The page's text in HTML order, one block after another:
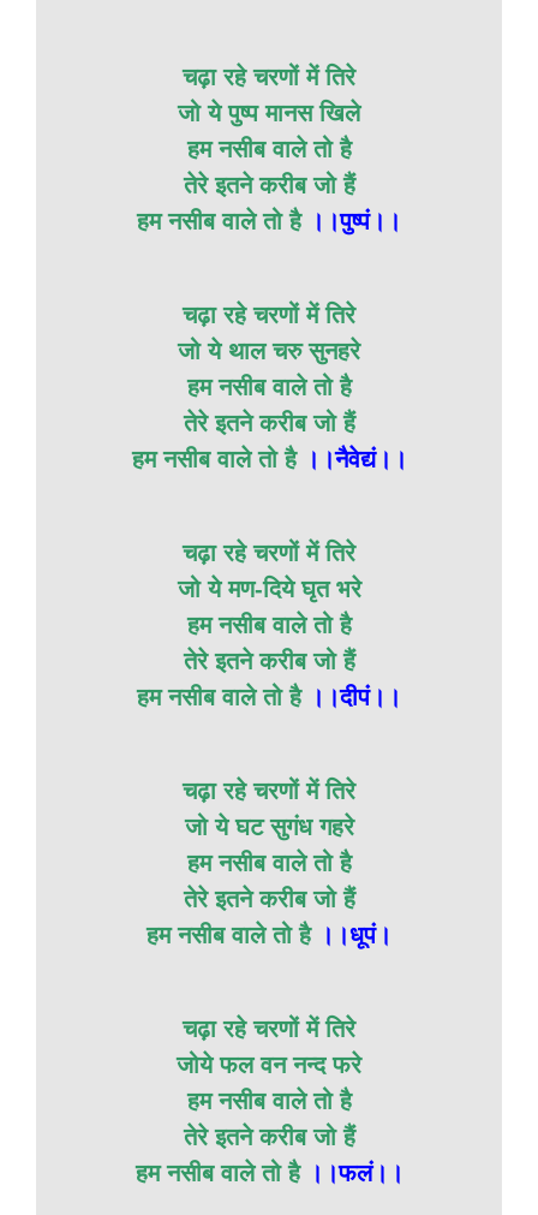
चढ़ा रहे चरणों में तिरे
जो ये पुष्प मानस खिले
हम नसीब वाले तो है
तेरे इतने करीब जो हैं
हम नसीब वाले तो है।।पुष्पं।।
चढ़ा रहे चरणों में तिरे
जो ये थाल चरु सुनहरे
हम नसीब वाले तो है
तेरे इतने करीब जो हैं
हम नसीब वाले तो है।।नैवेद्यं।।
चढ़ा रहे चरणों में तिरे
जो ये मण-दिये घृत भरे
हम नसीब वाले तो है
तेरे इतने करीब जो हैं
हम नसीब वाले तो है।।दीपं।।
चढ़ा रहे चरणों में तिरे
जो ये घट सुगंध गहरे
हम नसीब वाले तो है
तेरे इतने करीब जो हैं
हम नसीब वाले तो है।।धूपं।
चढ़ा रहे चरणों में तिरे
जोये फल वन नन्द फरे
हम नसीब वाले तो है
तेरे इतने करीब जो हैं
हम नसीब वाले तो है ।।फलं।।